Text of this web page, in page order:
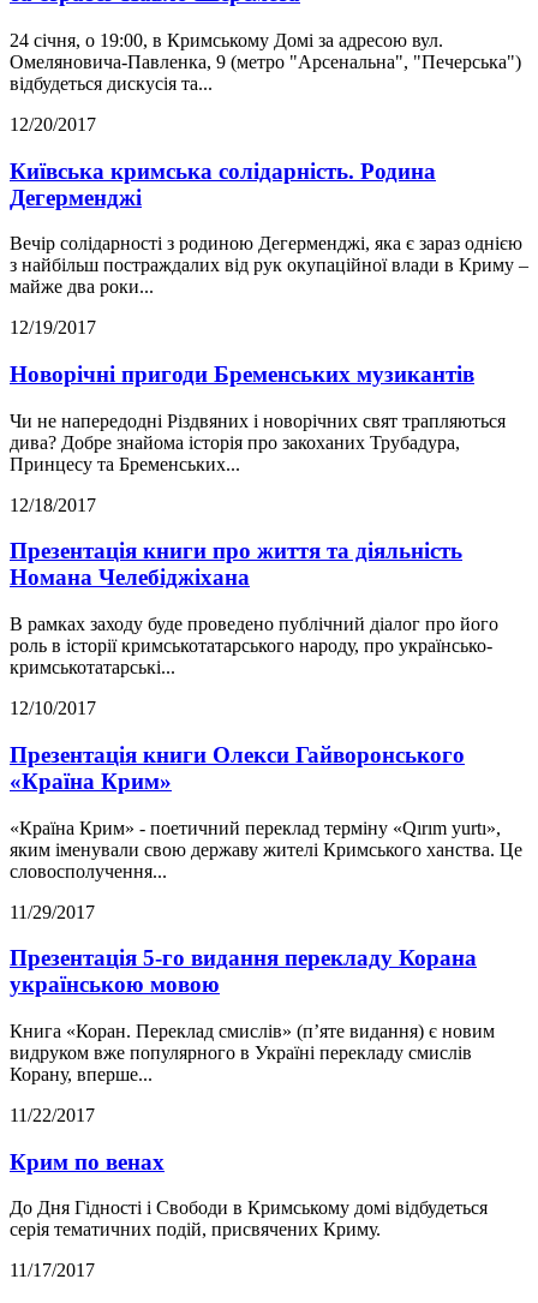
24 січня, о 19:00, в Кримському Домі за адресою вул.
Омеляновича-Павленка, 9 (метро "Арсенальна", "Печерська")
відбудеться дискусія та...
12/20/2017
Київська кримська солідарність. Родина
Дегерменджі
Вечір солідарності з родиною Дегерменджі, яка є зараз однією
з найбільш постраждалих від рук окупаційної влади в Криму –
майже два роки...
12/19/2017
Новорічні пригоди Бременських музикантів
Чи не напередодні Різдвяних і новорічних свят трапляються
дива? Добре знайома історія про закоханих Трубадура,
Принцесу та Бременських...
12/18/2017
Презентація книги про життя та діяльність
Номана Челебіджіхана
В рамках заходу буде проведено публічний діалог про його
роль в історії кримськотатарського народу, про українсько-
кримськотатарські...
12/10/2017
Презентація книги Олекси Гайворонського
«Країна Крим»
«Країна Крим» - поетичний переклад терміну «Qırım yurtı»,
яким іменували свою державу жителі Кримського ханства. Це
словосполучення...
11/29/2017
Презентація 5-го видання перекладу Корана
українською мовою
Книга «Коран. Переклад смислів» (п’яте видання) є новим
видруком вже популярного в Україні перекладу смислів
Корану, вперше...
11/22/2017
Крим по венах
До Дня Гідності і Свободи в Кримському домі відбудеться
серія тематичних подій, присвячених Криму.
11/17/2017